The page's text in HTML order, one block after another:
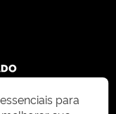
para